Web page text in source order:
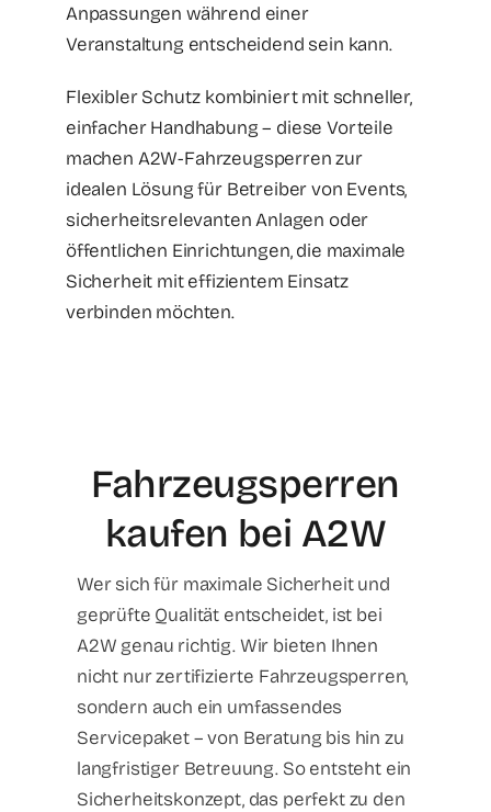
Anpassungen während einer
Veranstaltung entscheidend sein kann.
Flexibler Schutz kombiniert mit schneller,
einfacher Handhabung – diese Vorteile
machen A2W-Fahrzeugsperren zur
idealen Lösung für Betreiber von Events,
sicherheitsrelevanten Anlagen oder
öffentlichen Einrichtungen, die maximale
Sicherheit mit effizientem Einsatz
verbinden möchten.
Fahrzeugsperren
kaufen bei A2W
Wer sich für maximale Sicherheit und
geprüfte Qualität entscheidet, ist bei
A2W genau richtig. Wir bieten Ihnen
nicht nur zertifizierte Fahrzeugsperren,
sondern auch ein umfassendes
Servicepaket – von Beratung bis hin zu
langfristiger Betreuung. So entsteht ein
Sicherheitskonzept, das perfekt zu den